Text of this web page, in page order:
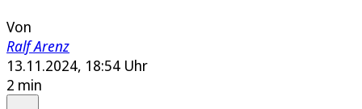
Von
Ralf Arenz
13.11.2024, 18:54 Uhr
2 min